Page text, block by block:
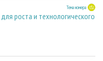
Тема номера
роста и технологического